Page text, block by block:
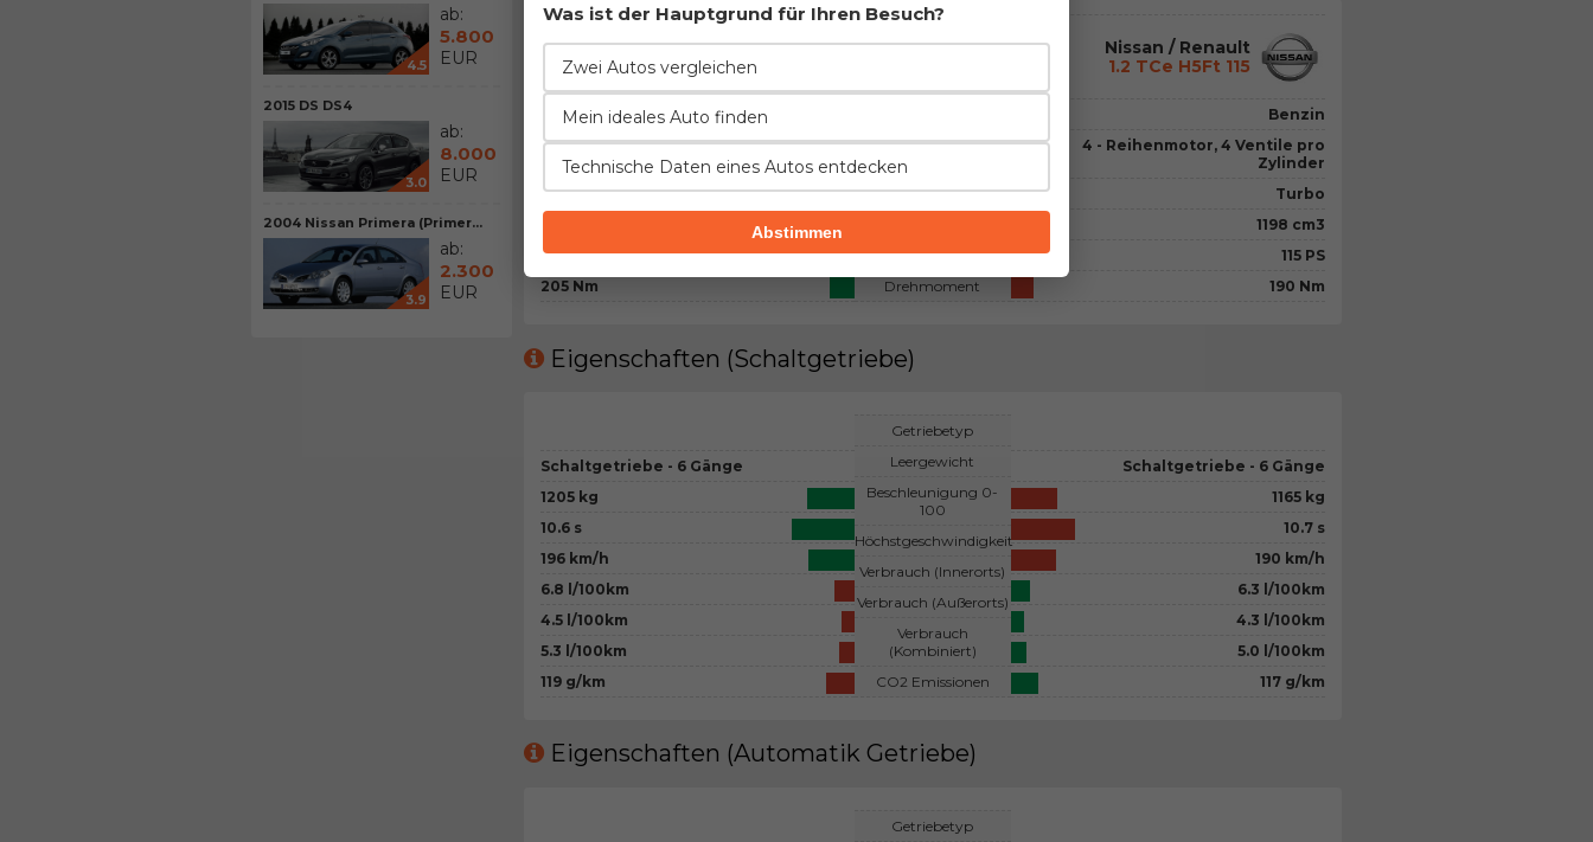
4.5
ab:
5.800
EUR
2015 DS DS4
3.0
ab:
8.000
EUR
2004 Nissan Primera (Primer...
3.9
ab:
2.300
EUR
Nissan / Renault
1.2 TCe H5Ft 132
Benzin
4 - Reihenmotor, 4 Ventile pro
Zylinder
Turbo
132 PS
205 Nm
Konfiguration
Lufteinfluss
Leistung
Drehmoment
Nissan / Renault
1.2 TCe H5Ft 115
Benzin
4 - Reihenmotor, 4 Ventile pro
Zylinder
Turbo
1198 cm3
115 PS
190 Nm
Eigenschaften (Schaltgetriebe)
Schaltgetriebe - 6 Gänge
1205 kg
10.6 s
196 km/h
6.8 l/100km
4.5 l/100km
5.3 l/100km
119 g/km
Getriebetyp
Leergewicht
Beschleunigung 0-
100
Höchstgeschwindigkeit
Verbrauch (Innerorts)
Verbrauch (Außerorts)
Verbrauch
(Kombiniert)
CO2 Emissionen
Schaltgetriebe - 6 Gänge
1165 kg
10.7 s
190 km/h
6.3 l/100km
4.3 l/100km
5.0 l/100km
117 g/km
Eigenschaften (Automatik Getriebe)
Getriebetyp
Was ist der Hauptgrund für Ihren Besuch?
Zwei Autos vergleichen
Mein ideales Auto finden
Technische Daten eines Autos entdecken
Abstimmen